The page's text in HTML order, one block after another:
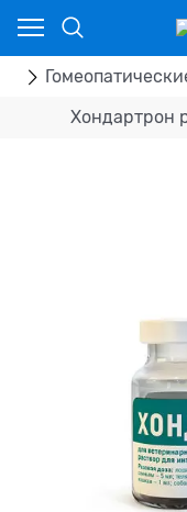
Хондартрон
Ваш город -
угадали?